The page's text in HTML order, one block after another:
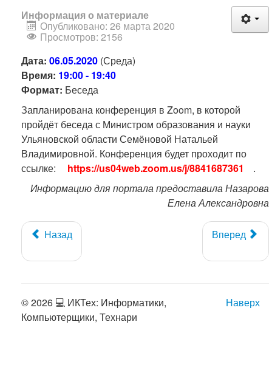
Информация о материале
Опубликовано: 26 марта 2020
Просмотров: 2156
Дата: 06.05.2020 (Среда)
Время: 19:00 - 19:40
Формат: Беседа
Запланирована конференция в Zoom, в которой
пройдёт беседа с Министром образования и науки
Ульяновской области Семёновой Натальей
Владимировной. Конференция будет проходит по
ссылке:
https://us04web.zoom.us/j/8841687361
.
Информацию для портала предоставила Назарова
Елена Александровна
Назад Вперед
Наверх
© 2026 💻 ИКТех: Информатики,
Компьютерщики, Технари